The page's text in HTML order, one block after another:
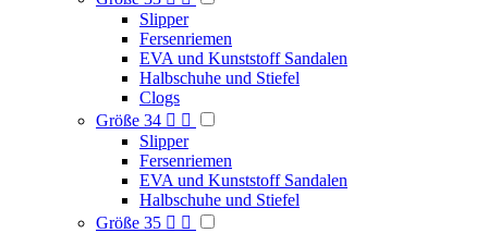
Slipper
Fersenriemen
EVA und Kunststoff Sandalen
Halbschuhe und Stiefel
Clogs
Größe 34  
Slipper
Fersenriemen
EVA und Kunststoff Sandalen
Halbschuhe und Stiefel
Größe 35  